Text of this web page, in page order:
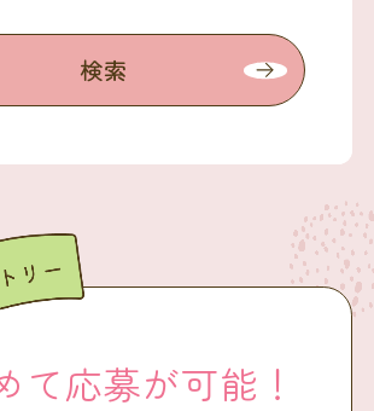
検索
て応募が可能！